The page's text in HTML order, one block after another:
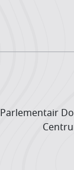
Parlementair